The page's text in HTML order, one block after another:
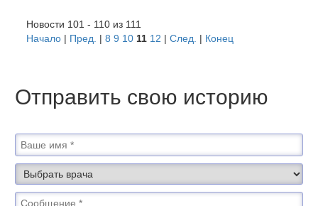
Новости 101 - 110 из 111
Начало | Пред. | 8 9 10 11 12 | След. | Конец
Отправить свою историю